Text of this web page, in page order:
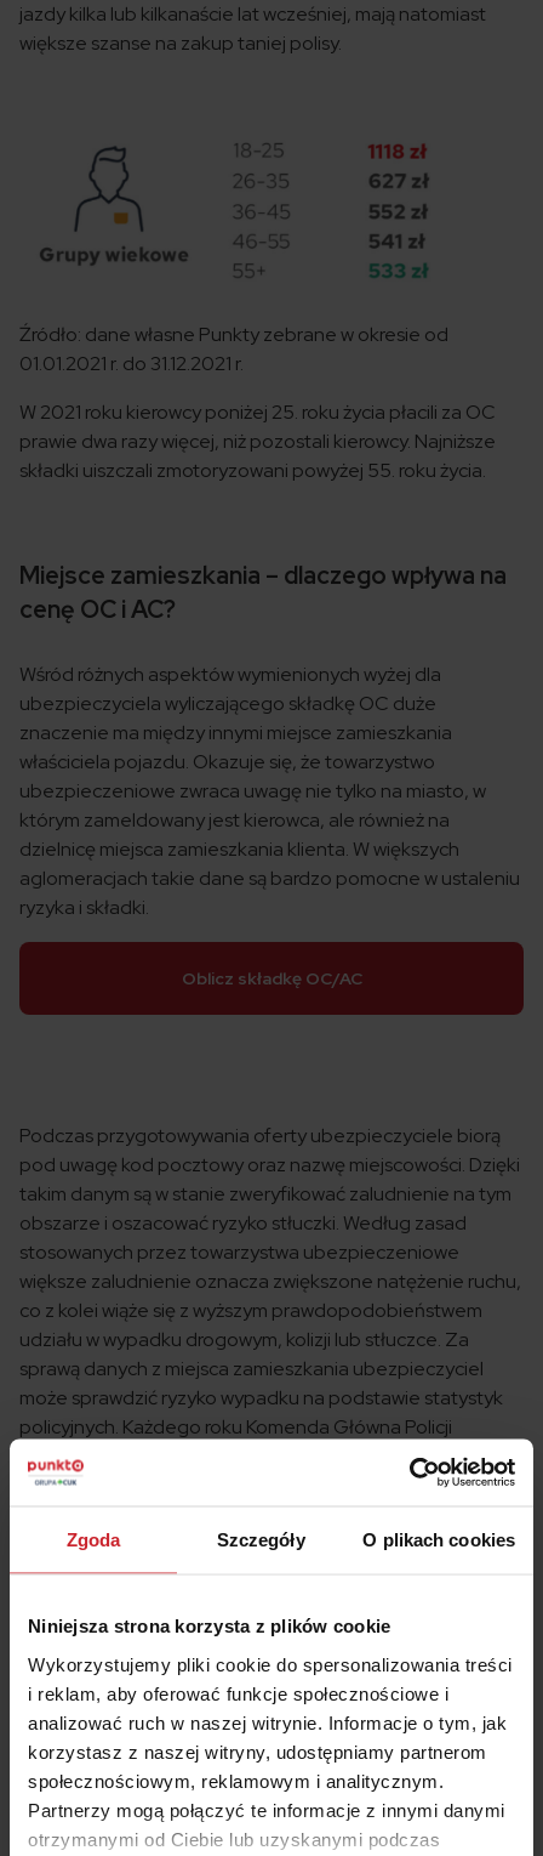
Zgoda Szczegóły O plikach cookies
Niniejsza strona korzysta z plików cookie
Wykorzystujemy pliki cookie do spersonalizowania treści
i reklam, aby oferować funkcje społecznościowe i
analizować ruch w naszej witrynie. Informacje o tym, jak
korzystasz z naszej witryny, udostępniamy partnerom
społecznościowym, reklamowym i analitycznym.
Partnerzy mogą połączyć te informacje z innymi danymi
otrzymanymi od Ciebie lub uzyskanymi podczas
jazdy kilka lub kilkanaście lat wcześniej, mają natomiast
większe szanse na zakup taniej polisy.
Źródło: dane własne Punkty zebrane w okresie od
01.01.2021 r. do 31.12.2021 r.
W 2021 roku kierowcy poniżej 25. roku życia płacili za OC
prawie dwa razy więcej, niż pozostali kierowcy. Najniższe
składki uiszczali zmotoryzowani powyżej 55. roku życia.
Miejsce zamieszkania – dlaczego wpływa na
cenę OC i AC?
Wśród różnych aspektów wymienionych wyżej dla
ubezpieczyciela wyliczającego składkę OC duże
znaczenie ma między innymi miejsce zamieszkania
właściciela pojazdu. Okazuje się, że towarzystwo
ubezpieczeniowe zwraca uwagę nie tylko na miasto, w
którym zameldowany jest kierowca, ale również na
dzielnicę miejsca zamieszkania klienta. W większych
aglomeracjach takie dane są bardzo pomocne w ustaleniu
ryzyka i składki.
Oblicz składkę OC/AC
Podczas przygotowywania oferty ubezpieczyciele biorą
pod uwagę kod pocztowy oraz nazwę miejscowości. Dzięki
takim danym są w stanie zweryfikować zaludnienie na tym
obszarze i oszacować ryzyko stłuczki. Według zasad
stosowanych przez towarzystwa ubezpieczeniowe
większe zaludnienie oznacza zwiększone natężenie ruchu,
co z kolei wiąże się z wyższym prawdopodobieństwem
udziału w wypadku drogowym, kolizji lub stłuczce. Za
sprawą danych z miejsca zamieszkania ubezpieczyciel
może sprawdzić ryzyko wypadku na podstawie statystyk
policyjnych. Każdego roku Komenda Główna Policji
sporządza raport podsumowujący dwanaście miesięcy na
polskich drogach.
OC
Z policyjnych statystyk wynika, że jedne z najniższych
wskaźników liczby zabitych na 100 osób odnotowano w
2020 roku w województwie świętokrzyskim (11,6), opolskim
(13,3) i podkarpackim (11,3). Najwyższe wskaźniki
wypadkowości notowane były w województwie
mazowieckim (16,1) i kujawsko-pomorskim (16,2). W